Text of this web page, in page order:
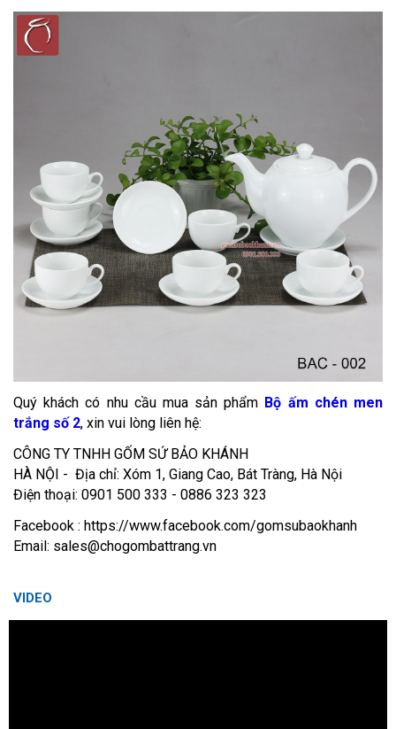
Quý khách có nhu cầu mua sản phẩm Bộ ấm chén men
trắng số 2, xin vui lòng liên hệ:
CÔNG TY TNHH GỐM SỨ BẢO KHÁNH
HÀ NỘI - Địa chỉ: Xóm 1, Giang Cao, Bát Tràng, Hà Nội
Điện thoại: 0901 500 333 - 0886 323 323
Facebook : https://www.facebook.com/gomsubaokhanh
Email: sales@chogombattrang.vn
VIDEO